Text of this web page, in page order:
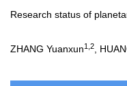
Research status of
ZHANG Yuanxun1,2 ,